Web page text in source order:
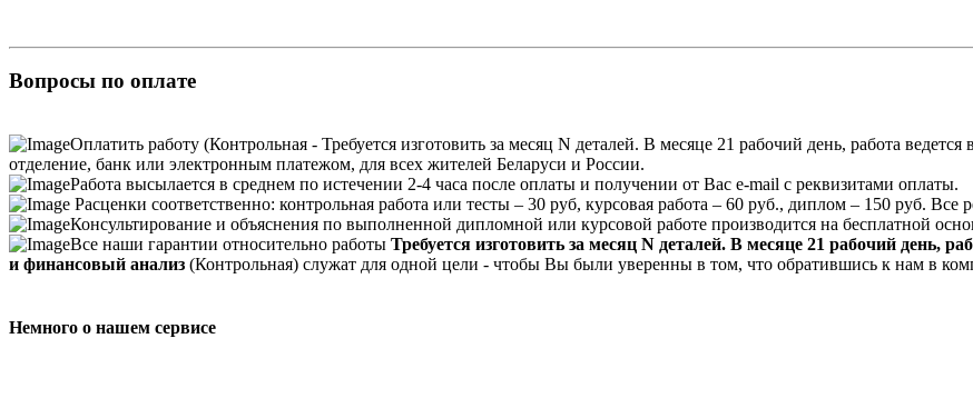
Вопросы по оплате
Оплатить работу (Контрольная - Требуется изготовить за месяц N деталей. В месяце 21 рабочий день, работа
отделение, банк или электронным платежом, для всех жителей Беларуси и России.
Работа высылается в среднем по истечении 2-4 часа после оплаты и получении от Вас e-mail с реквизитами оплаты.
Расценки соответственно: контрольная работа или тесты – 30 руб, курсовая работа – 60 руб., диплом – 150 руб. Все
Консультирование и объяснения по выполненной дипломной или курсовой работе производится на бесплатной
Все наши гарантии относительно работы Требуется изготовить за месяц N деталей. В месяце 21 рабочий день,
и финансовый анализ (Контрольная) служат для одной цели - чтобы Вы были уверенны в том, что обратившись к нам в
Немного о нашем сервисе